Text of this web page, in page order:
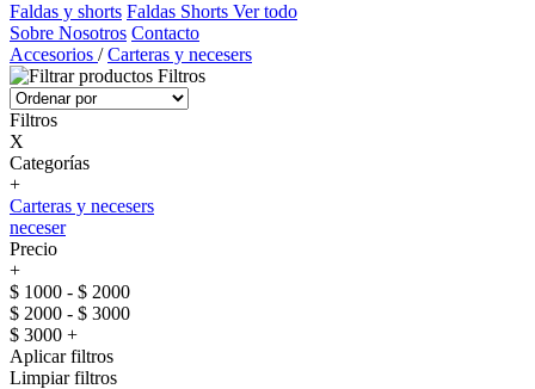
Faldas y shorts Faldas Shorts Ver todo
Sobre Nosotros Contacto
Accesorios /Carteras y necesers
Filtros
Filtros
X
Categorías
+
Carteras y necesers
neceser
Precio
+
$ 1000 - $ 2000
$ 2000 - $ 3000
$ 3000 +
Aplicar filtros
Limpiar filtros